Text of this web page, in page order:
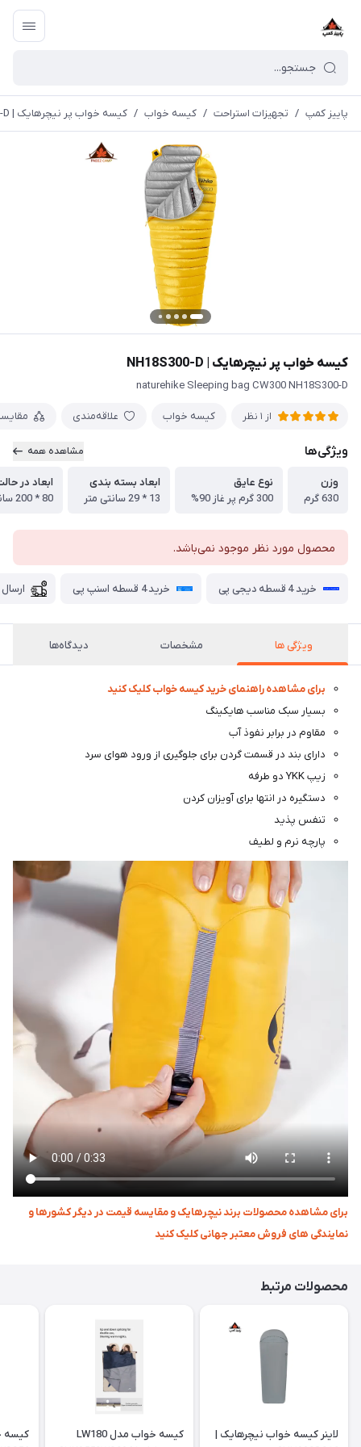
پاییز کمپ / تجهیزات استراحت / کیسه خواب / کیسه خواب پر نیچرهایک | NH18S300-D
کیسه خواب پر نیچرهایک | NH18S300-D
naturehike Sleeping bag CW300 NH18S300-D
از 1 نظر کیسه خواب علاقه‌مندی
ویژگی‌ها مشاهده همه
وزن
630 گرم
نوع عایق
300 گرم پر غاز 90%
ابعاد بسته بندی
13 * 29 سانتی متر
ابعاد در
80 * 200 سانتی متر
محصول مورد نظر موجود نمی‌باشد.
خرید 4 قسطه دیجی پی خرید 4 قسطه اسنپ پی
ویژگی ها مشخصات دیدگاه‌ها
برای مشاهده راهنمای خرید کیسه خواب کلیک کنید
بسیار سبک مناسب هایکینگ
مقاوم در برابر نفوذ آب
دارای بند در قسمت گردن برای جلوگیری از ورود هوای سرد
زیپ YKK دو طرفه
دستگیره در انتها برای آویزان کردن
تنفس پذید
پارچه نرم و لطیف
برای مشاهده محصولات برند نیچرهایک و مقایسه قیمت در دیگر کشورها و
نمایندگی های فروش معتبر جهانی کلیک کنید
محصولات مرتبط
لاینر کیسه خواب نیچرهایک |
کیسه خواب مدل LW180